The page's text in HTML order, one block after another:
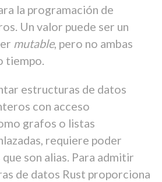
la programación de
Un valor puede ser un
mutable, pero no ambas
tiempo.
estructuras de datos
con acceso
grafos o listas
requiere poder
son alias. Para admitir
de datos Rust proporciona